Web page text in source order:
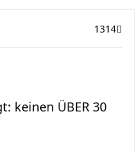
1314
keinen ÜBER 30